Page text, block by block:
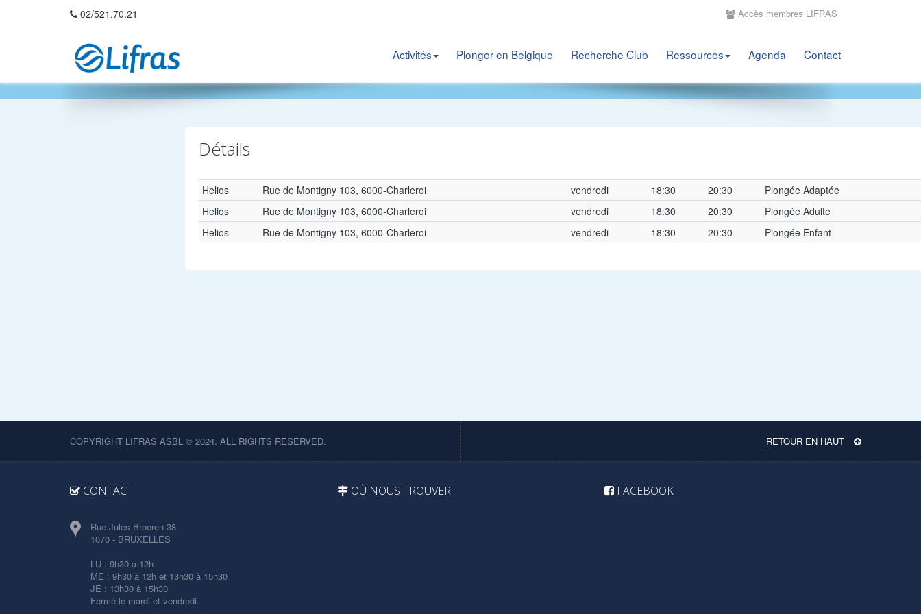
02/521.70.21 Accès membres LIFRAS
Activités Plonger en Belgique Recherche Club Ressources Agenda Contact
Détails
Helios Rue de Montigny 103, 6000-Charleroi vendredi 18:30 20:30
Plongée Adaptée
Helios
Rue de Montigny 103, 6000-Charleroi vendredi 18:30 20:30
Plongée Adulte
Helios
Rue de Montigny 103, 6000-Charleroi vendredi 18:30 20:30 Plongée Enfant
COPYRIGHT LIFRAS ASBL © 2024. ALL RIGHTS RESERVED. RETOUR EN HAUT
CONTACT
Rue Jules Broeren 38
1070 - BRUXELLES
LU : 9h30 à 12h
ME : 9h30 à 12h et 13h30 à 15h30
JE : 13h30 à 15h30
Fermé le mardi et vendredi.
OÙ NOUS TROUVER FACEBOOK